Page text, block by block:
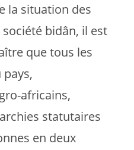
la situation des
bidân, il est
que tous les
africains,
statutaires
en deux